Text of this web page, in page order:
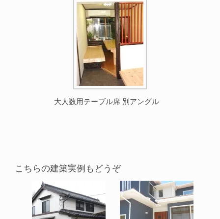
大人数用テーブル席 別アングル
こちらの建築実例もどうぞ